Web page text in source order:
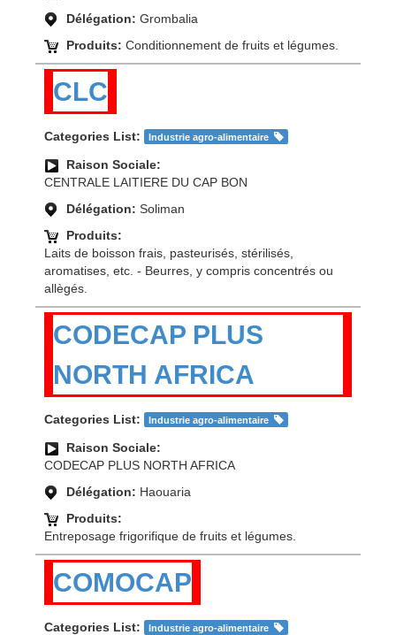
Délégation: Grombalia
Produits: Conditionnement de fruits et légumes.
CLC
Categories List: Industrie agro-alimentaire
Raison Sociale:
CENTRALE LAITIERE DU CAP BON
Délégation: Soliman
Produits:
Laits de boisson frais, pasteurisés, stérilisés,
aromatises, etc. - Beurres, y compris concentrés ou
allègés.
CODECAP PLUS
NORTH AFRICA
Categories List: Industrie agro-alimentaire
Raison Sociale:
CODECAP PLUS NORTH AFRICA
Délégation: Haouaria
Produits:
Entreposage frigorifique de fruits et légumes.
COMOCAP
Categories List: Industrie agro-alimentaire